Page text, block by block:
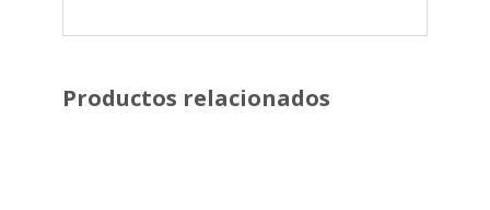
Productos relacionados